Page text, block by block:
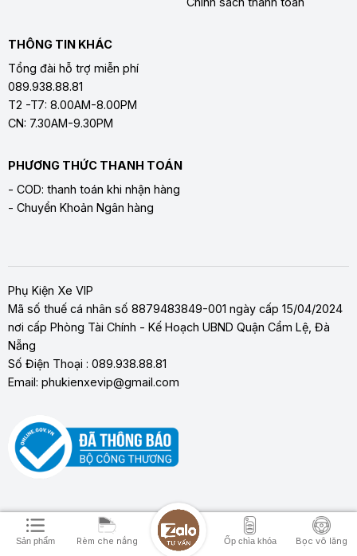
THÔNG TIN KHÁC
Tổng đài hỗ trợ miễn phí
089.938.88.81
T2 -T7: 8.00AM-8.00PM
CN: 7.30AM-9.30PM
PHƯƠNG THỨC THANH TOÁN
- COD: thanh toán khi nhận hàng
- Chuyển Khoản Ngân hàng
Phụ Kiện Xe VIP
Mã số thuế cá nhân số 8879483849-001 ngày cấp 15/04/2024
nơi cấp Phòng Tài Chính - Kế Hoạch UBND Quận Cẩm Lệ, Đà
Nẵng
Số Điện Thoại : 089.938.88.81
Email: phukienxevip@gmail.com
Copyright 2026 ©Phụ Kiện Xe Vip
Sản phẩm Rèm che nắng Ốp chìa khóa Bọc vô lăng